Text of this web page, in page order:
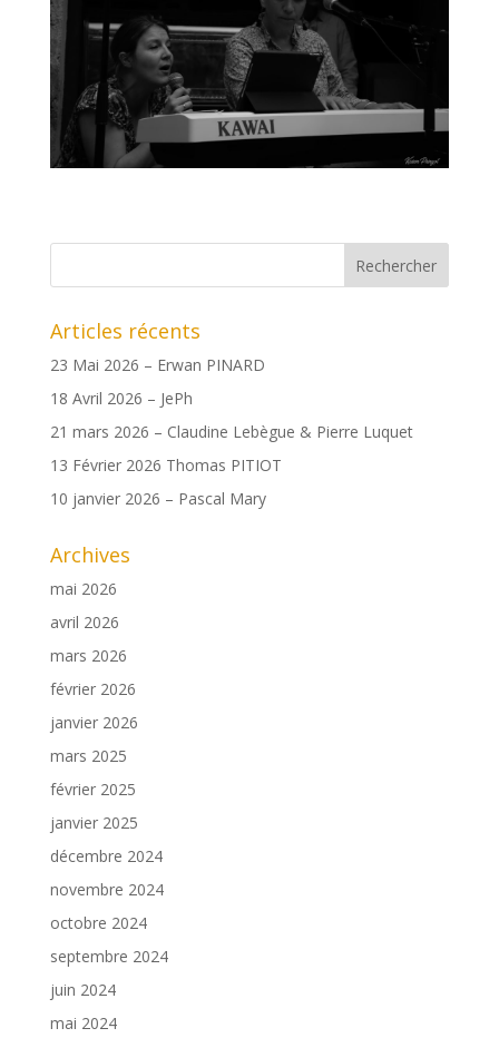
Articles récents
23 Mai 2026 – Erwan PINARD
18 Avril 2026 – JePh
21 mars 2026 – Claudine Lebègue & Pierre Luquet
13 Février 2026 Thomas PITIOT
10 janvier 2026 – Pascal Mary
Archives
mai 2026
avril 2026
mars 2026
février 2026
janvier 2026
mars 2025
février 2025
janvier 2025
décembre 2024
novembre 2024
octobre 2024
septembre 2024
juin 2024
mai 2024